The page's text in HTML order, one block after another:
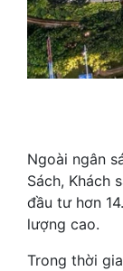
Ngoài ngân
Sách, Khách
đầu tư hơn
lượng cao.
Trong thời